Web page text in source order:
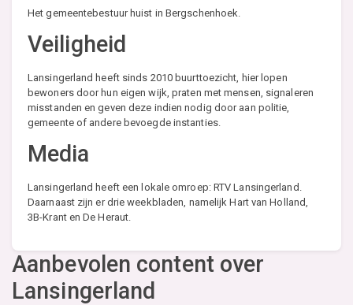
Het gemeentebestuur huist in Bergschenhoek.
Veiligheid
Lansingerland heeft sinds 2010 buurttoezicht, hier lopen
bewoners door hun eigen wijk, praten met mensen, signaleren
misstanden en geven deze indien nodig door aan politie,
gemeente of andere bevoegde instanties.
Media
Lansingerland heeft een lokale omroep: RTV Lansingerland.
Daarnaast zijn er drie weekbladen, namelijk Hart van Holland,
3B-Krant en De Heraut.
Aanbevolen content over
Lansingerland